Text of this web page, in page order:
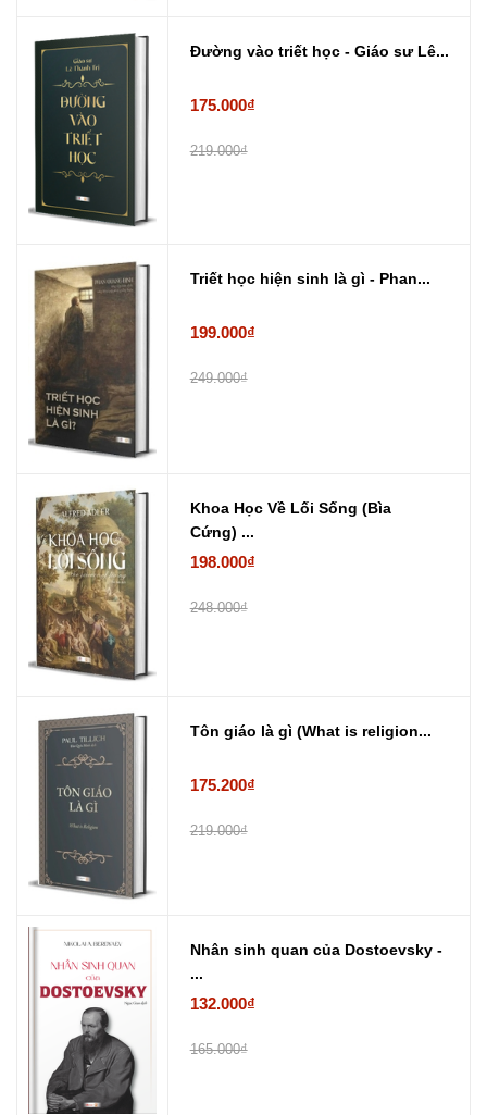
Đường vào triết học - Giáo sư Lê...
175.000₫
219.000₫
Triết học hiện sinh là gì - Phan...
199.000₫
249.000₫
Khoa Học Về Lối Sống (Bìa
Cứng) ...
198.000₫
248.000₫
Tôn giáo là gì (What is religion...
175.200₫
219.000₫
Nhân sinh quan của Dostoevsky -
...
132.000₫
165.000₫